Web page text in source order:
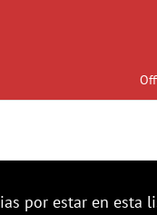
por estar en